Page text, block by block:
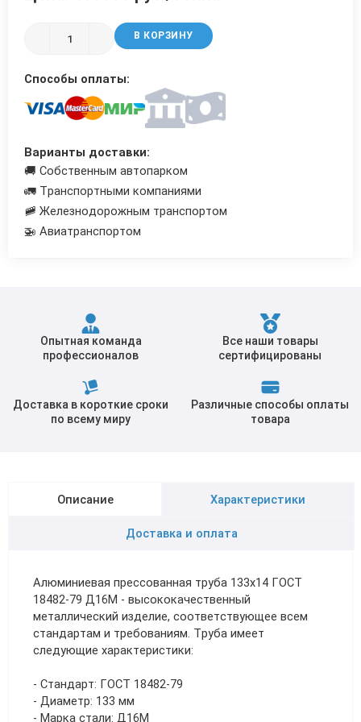
В КОРЗИНУ
Способы оплаты:
Варианты доставки:
🚚 Собственным автопарком
🚛 Транспортными компаниями
🚞 Железнодорожным транспортом
🚁 Авиатранспортом
Опытная команда
профессионалов
Все наши товары
сертифицированы
Доставка в короткие сроки
по всему миру
Различные способы оплаты
товара
Описание Характеристики
Доставка и оплата
Алюминиевая прессованная труба 133х14 ГОСТ
18482-79 Д16М - высококачественный
металлический изделие, соответствующее всем
стандартам и требованиям. Труба имеет
следующие характеристики:
- Стандарт: ГОСТ 18482-79
- Диаметр: 133 мм
- Марка стали: Д16М
Трубы в ВУС изоляции